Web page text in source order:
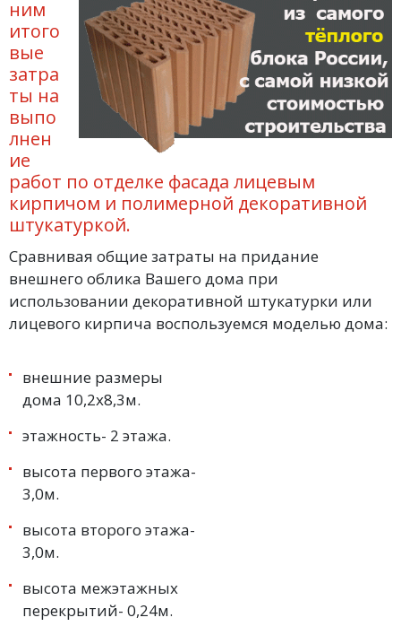
ним
итого
вые
затра
ты на
выпо
лнен
ие
работ по отделке фасада лицевым
кирпичом и полимерной декоративной
штукатуркой.
Сравнивая общие затраты на придание
внешнего облика Вашего дома при
использовании декоративной штукатурки или
лицевого кирпича воспользуемся моделью дома:
внешние размеры
дома 10,2х8,3м.
этажность- 2 этажа.
высота первого этажа-
3,0м.
высота второго этажа-
3,0м.
высота межэтажных
перекрытий- 0,24м.